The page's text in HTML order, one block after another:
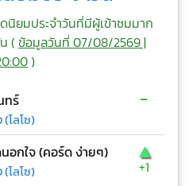
ยมประจำวันที่มีผู้เข้าชมมาก
(ข้อมูลวันที่ 07/08/2569 |
)
ทร์
(โลโซ)
-
อกใจ (คอร์ด ง่ายๆ)
(โลโซ)
▲
+1